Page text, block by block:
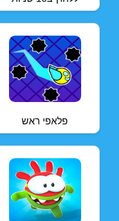
פלאפי ראש